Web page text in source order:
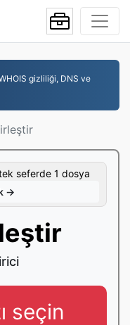
gizliliği, DNS ve
seferde 1 dosya
→
seçin